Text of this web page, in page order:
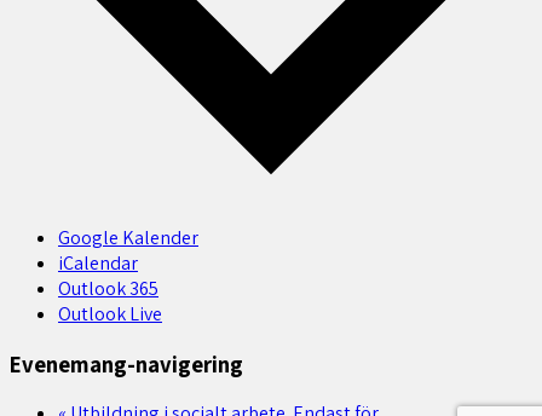
Google Kalender
iCalendar
Outlook 365
Outlook Live
Evenemang-navigering